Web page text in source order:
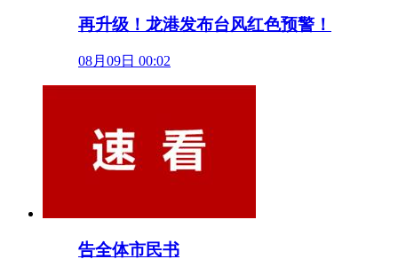
再升级！龙港发布台风红色预警！
08月09日 00:02
告全体市民书